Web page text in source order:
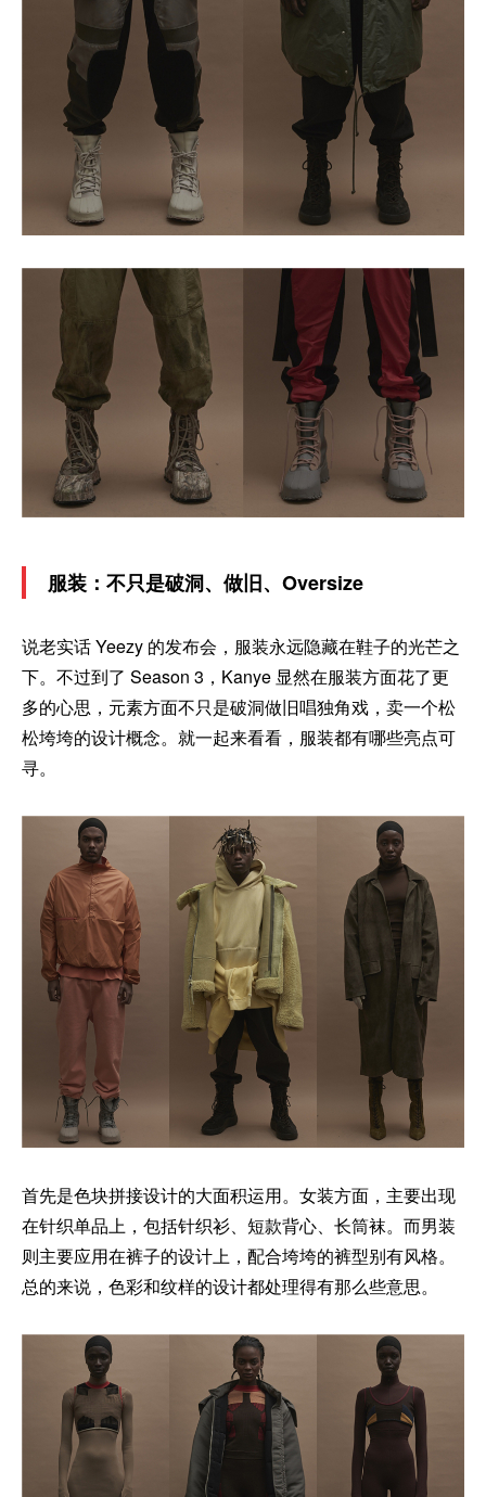
服装：不只是破洞、做旧、Oversize
说老实话 Yeezy 的发布会，服装永远隐藏在鞋子的光芒之
下。不过到了 Season 3，Kanye 显然在服装方面花了更
多的心思，元素方面不只是破洞做旧唱独角戏，卖一个松
松垮垮的设计概念。就一起来看看，服装都有哪些亮点可
寻。
首先是色块拼接设计的大面积运用。女装方面，主要出现
在针织单品上，包括针织衫、短款背心、长筒袜。而男装
则主要应用在裤子的设计上，配合垮垮的裤型别有风格。
总的来说，色彩和纹样的设计都处理得有那么些意思。